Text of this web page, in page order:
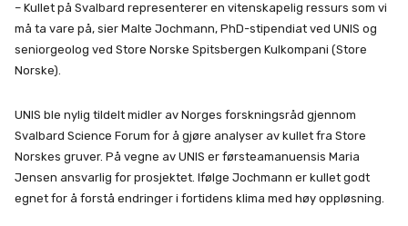
– Kullet på Svalbard representerer en vitenskapelig ressurs som vi
må ta vare på, sier Malte Jochmann, PhD-stipendiat ved UNIS og
seniorgeolog ved Store Norske Spitsbergen Kulkompani (Store
Norske).
UNIS ble nylig tildelt midler av Norges forskningsråd gjennom
Svalbard Science Forum for å gjøre analyser av kullet fra Store
Norskes gruver. På vegne av UNIS er førsteamanuensis Maria
Jensen ansvarlig for prosjektet. Ifølge Jochmann er kullet godt
egnet for å forstå endringer i fortidens klima med høy oppløsning.